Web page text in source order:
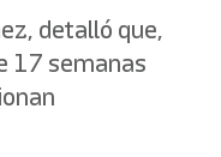
detalló que,
17 semanas